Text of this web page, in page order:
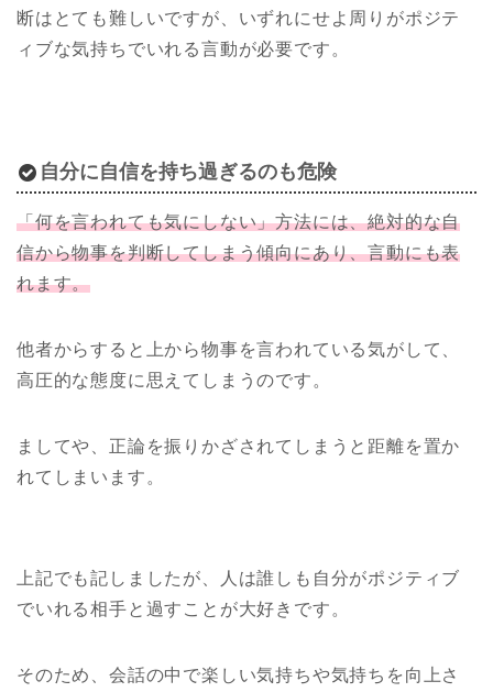
断はとても難しいですが、いずれにせよ周りがポジテ
ィブな気持ちでいれる言動が必要です。
自分に自信を持ち過ぎるのも危険
「何を言われても気にしない」方法には、絶対的な自
信から物事を判断してしまう傾向にあり、言動にも表
れます。
他者からすると上から物事を言われている気がして、
高圧的な態度に思えてしまうのです。
ましてや、正論を振りかざされてしまうと距離を置か
れてしまいます。
上記でも記しましたが、人は誰しも自分がポジティブ
でいれる相手と過すことが大好きです。
そのため、会話の中で楽しい気持ちや気持ちを向上さ